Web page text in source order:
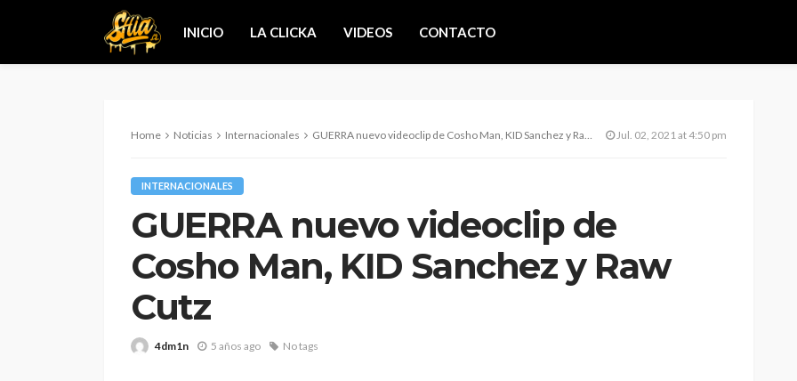
INICIO LA CLICKA VIDEOS CONTACTO
Home Noticias Internacionales GUERRA nuevo videoclip de Cosho Man, KID Sanchez y Raw Cutz Jul. 02, 2021 at 4:50 pm
INTERNACIONALES
GUERRA nuevo videoclip de
Cosho Man, KID Sanchez y Raw
Cutz
4dm1n 5 años ago No tags